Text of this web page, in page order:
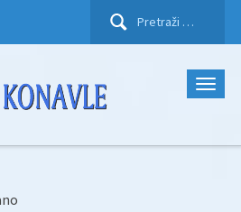
Pretraži: